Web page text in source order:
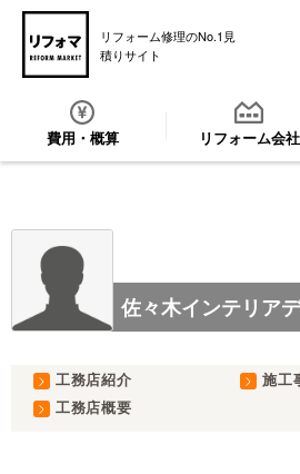
リフォーム修理のNo.1見
積りサイト
費用・概算 リフォーム会社
佐々木インテリア
工務店紹介
施工
工務店概要